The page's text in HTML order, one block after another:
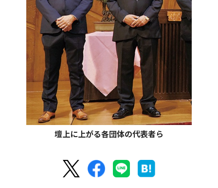
壇上に上がる各団体の代表者ら